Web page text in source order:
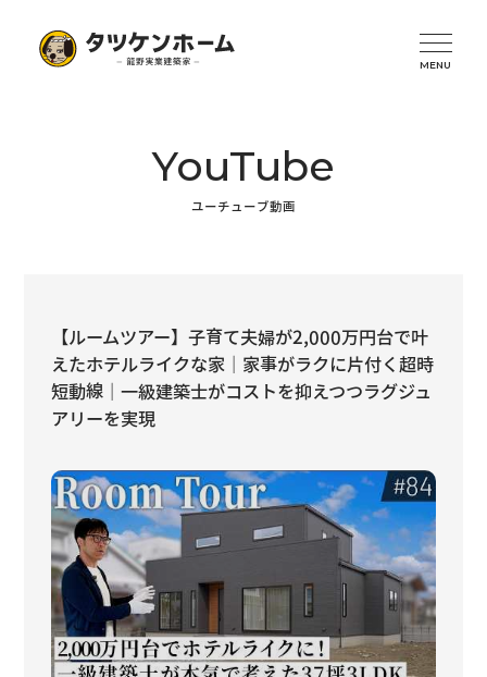
YouTube
ユーチューブ動画
【ルームツアー】子育て夫婦が2,000万円台で叶
えたホテルライクな家｜家事がラクに片付く超時
短動線｜一級建築士がコストを抑えつつラグジュ
アリーを実現